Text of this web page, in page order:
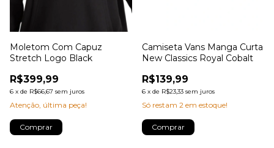
Moletom Com Capuz
Stretch Logo Black
R$399,99
6 x de R$66,67 sem juros
Atenção, última peça!
Comprar
Camiseta Vans Manga Curta
New Classics Royal Cobalt
R$139,99
6 x de R$23,33 sem juros
Só restam 2 em estoque!
Comprar